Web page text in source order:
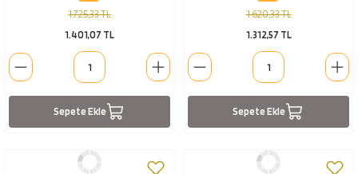
1.725,33 TL
1.401,07 TL
Sepete Ekle
1.620,33 TL
1.312,57 TL
Sepete Ekle